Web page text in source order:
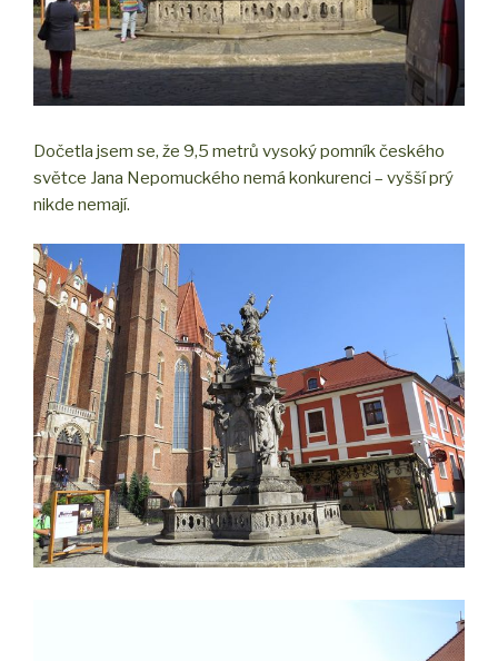
Dočetla jsem se, že 9,5 metrů vysoký pomník českého
světce Jana Nepomuckého nemá konkurenci – vyšší prý
nikde nemají.